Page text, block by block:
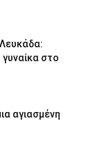
στο
αγιασμένη